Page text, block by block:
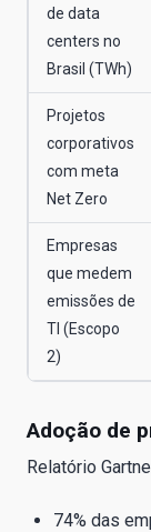
de data
centers no
Brasil (TWh)
Projetos
corporativos
com meta
Net Zero
Empresas
que medem
emissões de
TI (Escopo
2)
Adoção de
Relatório
74% das